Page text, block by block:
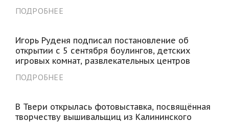
ПОДРОБНЕЕ
Игорь Руденя подписал постановление об
открытии с 5 сентября боулингов, детских
игровых комнат, развлекательных центров
ПОДРОБНЕЕ
В Твери открылась фотовыставка, посвящённая
творчеству вышивальщиц из Калининского